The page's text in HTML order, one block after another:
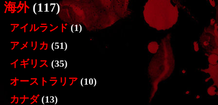
海外(117)
アイルランド(1)
アメリカ (51)
イギリス (35)
オーストラリア (10)
カナダ(13)